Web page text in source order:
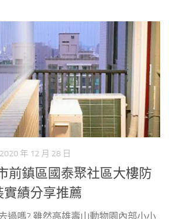
2020 年 12 月 28 日
前鎮區國泰聚社區大樓防
績分享推薦
過嗎? 雖然高雄壽山動物園內部小小